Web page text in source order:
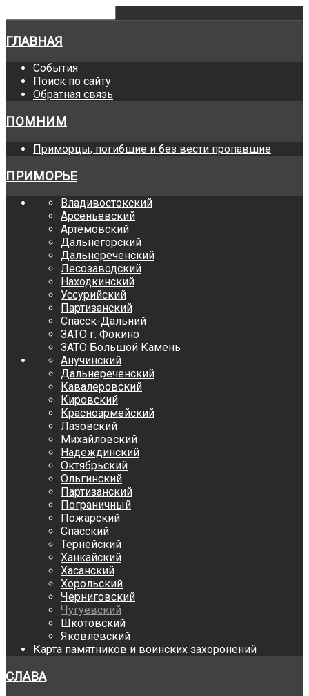
ГЛАВНАЯ
События
Поиск по сайту
Обратная связь
ПОМНИМ
Приморцы, погибшие и без вести пропавшие
ПРИМОРЬЕ
Владивостокский
Арсеньевский
Артемовский
Дальнегорский
Дальнереченский
Лесозаводский
Находкинский
Уссурийский
Партизанский
Спасск-Дальний
ЗАТО г. Фокино
ЗАТО Большой Камень
Анучинский
Дальнереченский
Кавалеровский
Кировский
Красноармейский
Лазовский
Михайловский
Надеждинский
Октябрьский
Ольгинский
Партизанский
Пограничный
Пожарский
Спасский
Тернейский
Ханкайский
Хасанский
Хорольский
Черниговский
Чугуевский
Шкотовский
Яковлевский
Карта памятников и воинских захоронений
СЛАВА